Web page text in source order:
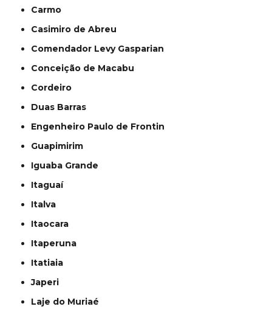
Carmo
Casimiro de Abreu
Comendador Levy Gasparian
Conceição de Macabu
Cordeiro
Duas Barras
Engenheiro Paulo de Frontin
Guapimirim
Iguaba Grande
Itaguaí
Italva
Itaocara
Itaperuna
Itatiaia
Japeri
Laje do Muriaé